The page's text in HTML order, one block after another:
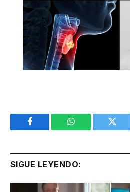
Facebook WhatsApp
SIGUE LEYENDO: